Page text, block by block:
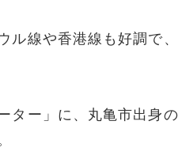
ル線や香港線も好調で
ター」に、丸亀市出身